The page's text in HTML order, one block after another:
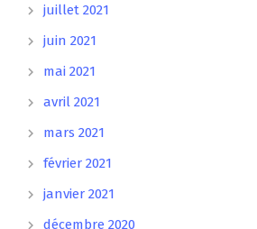
juillet 2021
juin 2021
mai 2021
avril 2021
mars 2021
février 2021
janvier 2021
décembre 2020